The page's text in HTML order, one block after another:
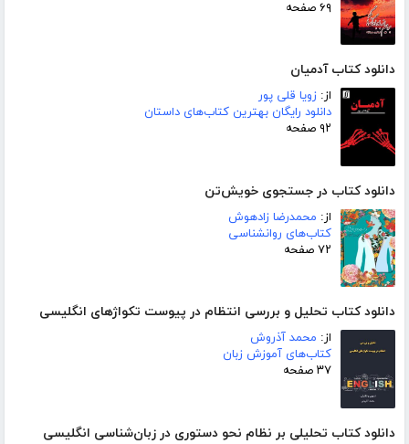
۶۹ صفحه
دانلود کتاب آدمیان
از: زویا قلی پور
دانلود رایگان بهترین کتاب‌های داستان
۹۲ صفحه
دانلود کتاب در جستجوی خویش‌تن
از: محمدرضا زادهوش
کتاب‌های روانشناسی
۷۲ صفحه
دانلود کتاب تحلیل و بررسی انتظام در پیوست تکواژهای انگلیسی
از: محمد آذروش
کتاب‌های آموزش زبان
۳۷ صفحه
دانلود کتاب تحلیلی بر نظام نحو دستوری در زبان‌شناسی انگلیسی